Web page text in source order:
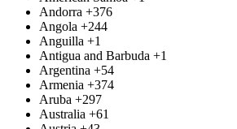
Andorra +376
Angola +244
Anguilla +1
Antigua and Barbuda +1
Argentina +54
Armenia +374
Aruba +297
Australia +61